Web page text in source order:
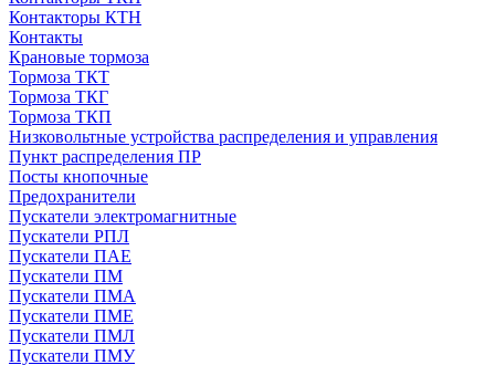
Контакторы КТН
Контакты
Крановые тормоза
Тормоза ТКТ
Тормоза ТКГ
Тормоза ТКП
Низковольтные устройства распределения и управления
Пункт распределения ПР
Посты кнопочные
Предохранители
Пускатели электромагнитные
Пускатели РПЛ
Пускатели ПАЕ
Пускатели ПМ
Пускатели ПМА
Пускатели ПМЕ
Пускатели ПМЛ
Пускатели ПМУ